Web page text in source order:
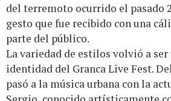
del terremoto ocurrido el pasado
gesto que fue recibido con una
parte del público.
La variedad de estilos volvió a ser
identidad del Granca Live Fest.
pasó a la música urbana con la